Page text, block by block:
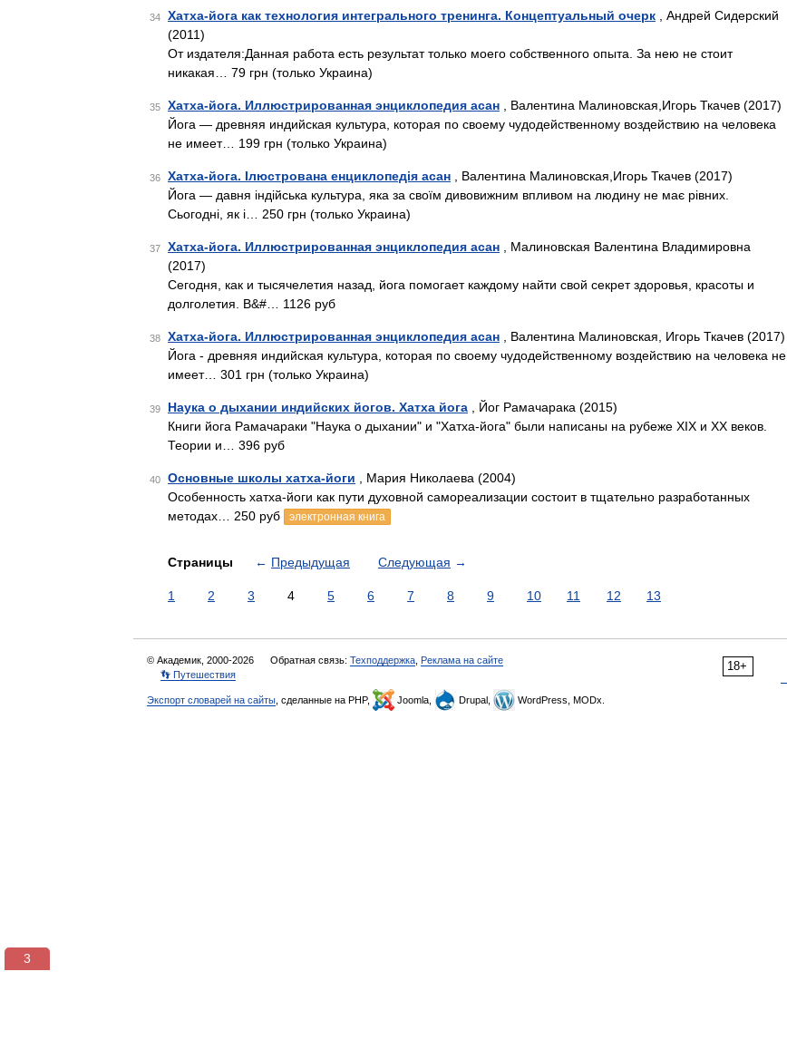
34 Хатха-йога как технология интегрального тренинга. Концептуальный очерк , Андрей Сидерский
(2011)
От издателя:Данная работа есть результат только моего собственного опыта. За нею не стоит
никакая… 79 грн (только Украина)
35 Хатха-йога. Иллюстрированная энциклопедия асан , Валентина Малиновская,Игорь Ткачев (2017)
Йога — древняя индийская культура, которая по своему чудодейственному воздействию на человека
не имеет… 199 грн (только Украина)
36 Хатха-йога. Ілюстрована енциклопедія асан , Валентина Малиновская,Игорь Ткачев (2017)
Йога — давня індійська культура, яка за своїм дивовижним впливом на людину не має рівних.
Сьогодні, як і… 250 грн (только Украина)
37 Хатха-йога. Иллюстрированная энциклопедия асан , Малиновская Валентина Владимировна
(2017)
Сегодня, как и тысячелетия назад, йога помогает каждому найти свой секрет здоровья, красоты и
долголетия. В&#… 1126 руб
38 Хатха-йога. Иллюстрированная энциклопедия асан , Валентина Малиновская, Игорь Ткачев (2017)
Йога - древняя индийская культура, которая по своему чудодейственному воздействию на человека не
имеет… 301 грн (только Украина)
39 Наука о дыхании индийских йогов. Хатха йога , Йог Рамачарака (2015)
Книги йога Рамачараки "Наука о дыхании" и "Хатха-йога" были написаны на рубеже XIX и XX веков.
Теории и… 396 руб
40 Основные школы хатха-йоги , Мария Николаева (2004)
Особенность хатха-йоги как пути духовной самореализации состоит в тщательно разработанных
методах… 250 руб
электронная книга
Страницы ← Предыдущая Следующая →
1 2 3 4 5 6 7 8 9 10 11 12 13
18+
© Академик, 2000-2026 Обратная связь: Техподдержка Реклама на сайте
👣 Путешествия
Экспорт словарей на сайты , сделанные на PHP, Joomla, Drupal, WordPress, MODx.
3